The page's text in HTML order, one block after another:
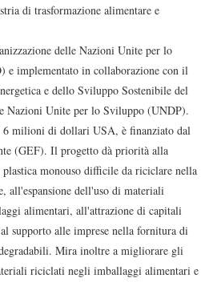
di trasformazione alimentare e
delle Nazioni Unite per lo
e implementato in collaborazione con il
e dello Sviluppo Sostenibile del
Nazioni Unite per lo Sviluppo (UNDP).
6 milioni di dollari USA, è finanziato dal
(GEF). Il progetto dà priorità alla
monouso difficile da riciclare nella
all'espansione dell'uso di materiali
alimentari, all'attrazione di capitali
supporto alle imprese nella fornitura di
Mira inoltre a migliorare gli
riciclati negli imballaggi alimentari e